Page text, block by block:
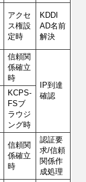
アクセ
ス権設
定時
KDDI
AD名前
解決
信頼関
係確立
時
IP到達
確認
KCPS-
FSブ
ラウジ
ング時
信頼関
係確立
時
認証要
求/信頼
関係作
成処理